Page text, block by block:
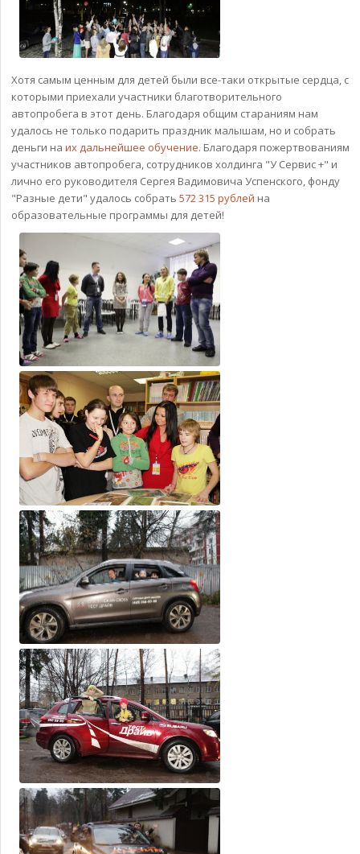
Хотя самым ценным для детей были все-таки открытые сердца, с
которыми приехали участники благотворительного
автопробега в этот день. Благодаря общим стараниям нам
удалось не только подарить праздник малышам, но и собрать
деньги на их дальнейшее обучение. Благодаря пожертвованиям
участников автопробега, сотрудников холдинга "У Сервис +" и
лично его руководителя Сергея Вадимовича Успенского, фонду
"Разные дети" удалось собрать 572 315 рублей на
образовательные программы для детей!